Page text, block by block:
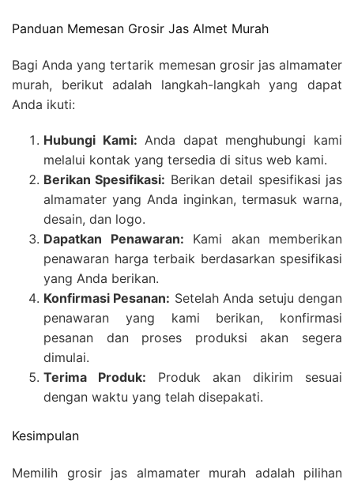
Panduan Memesan Grosir Jas Almet Murah
Bagi Anda yang tertarik memesan grosir jas almamater
murah, berikut adalah langkah-langkah yang dapat
Anda ikuti:
Hubungi Kami: Anda dapat menghubungi kami
melalui kontak yang tersedia di situs web kami.
Berikan Spesifikasi: Berikan detail spesifikasi jas
almamater yang Anda inginkan, termasuk warna,
desain, dan logo.
Dapatkan Penawaran: Kami akan memberikan
penawaran harga terbaik berdasarkan spesifikasi
yang Anda berikan.
Konfirmasi Pesanan: Setelah Anda setuju dengan
penawaran yang kami berikan, konfirmasi
pesanan dan proses produksi akan segera
dimulai.
Terima Produk: Produk akan dikirim sesuai
dengan waktu yang telah disepakati.
Kesimpulan
Memilih grosir jas almamater murah adalah pilihan